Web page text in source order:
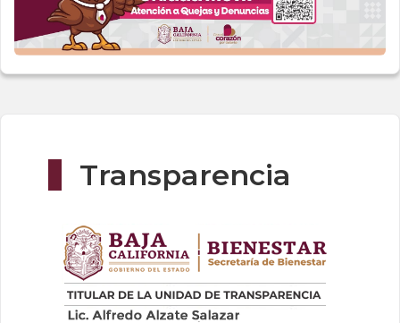
Transparencia